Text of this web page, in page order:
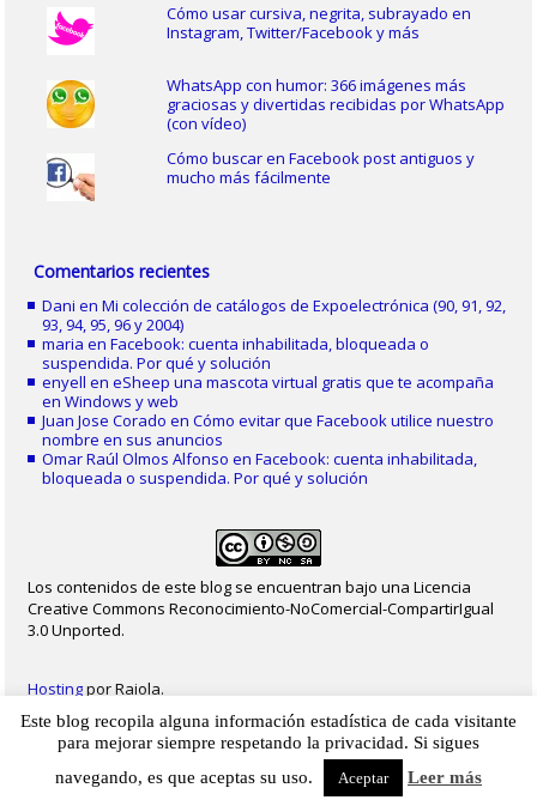
Cómo usar cursiva, negrita, subrayado en
Instagram, Twitter/Facebook y más
WhatsApp con humor: 366 imágenes más
graciosas y divertidas recibidas por WhatsApp
(con vídeo)
Cómo buscar en Facebook post antiguos y
mucho más fácilmente
Comentarios recientes
Dani enMi colección de catálogos de Expoelectrónica (90, 91, 92,
93, 94, 95, 96 y 2004)
maria enFacebook: cuenta inhabilitada, bloqueada o
suspendida. Por qué y solución
enyell eneSheep una mascota virtual gratis que te acompaña
en Windows y web
Juan Jose Corado enCómo evitar que Facebook utilice nuestro
nombre en sus anuncios
Omar Raúl Olmos Alfonso enFacebook: cuenta inhabilitada,
bloqueada o suspendida. Por qué y solución
Los contenidos de este blog se encuentran bajo una Licencia
Creative Commons Reconocimiento-NoComercial-CompartirIgual
3.0 Unported.
Hostingpor Raiola.
2023 - Christian Delgado von Eitzen|Inicio | Contacto | Mapa web|Aviso legal
|
Privacidad Cookies
Este blog recopila alguna información estadística de cada visitante
para mejorar siempre respetando la privacidad. Si sigues
navegando, es que aceptas su uso.
Aceptar Leer más